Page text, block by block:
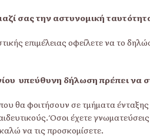
σας την αστυνομική
επιμέλειας οφείλετε να το
υπεύθυνη δήλωση πρέπει να
θα φοιτήσουν σε τμήματα
Όσοι έχετε
να τις προσκομίσετε.